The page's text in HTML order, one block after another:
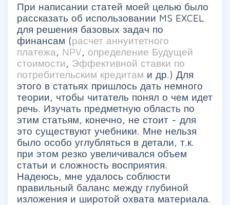
При написании статей моей целью было
рассказать об использовании MS EXCEL
для решения базовых задач по
финансам (расчет аннуитетного
платежа, NPV, определение Будущей
стоимости, Эффективной ставки по
потребительским кредитам и др.) Для
этого в статьях пришлось дать немного
теории, чтобы читатель понял о чем идет
речь. Изучать предметную область по
этим статьям, конечно, не стоит - для
это существуют учебники. Мне нельзя
было особо углубляться в детали, т.к.
при этом резко увеличивался объем
статьи и сложность восприятия.
Надеюсь, мне удалось соблюсти
правильный баланс между глубиной
изложения и широтой охвата материала.